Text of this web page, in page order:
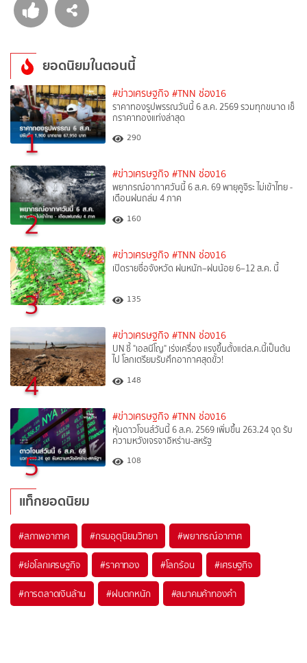
ยอดนิยมในตอนนี้
1
#ข่าวเศรษฐกิจ #TNN ช่อง16
ราคาทองรูปพรรณวันนี้ 6 ส.ค. 2569 รวมทุกขนาด เช็
กราคาทองแท่งล่าสุด
290
2
#ข่าวเศรษฐกิจ #TNN ช่อง16
พยากรณ์อากาศวันนี้ 6 ส.ค. 69 พายุคูจิระ ไม่เข้าไทย -
เตือนฝนถล่ม 4 ภาค
160
3
#ข่าวเศรษฐกิจ #TNN ช่อง16
เปิดรายชื่อจังหวัด ฝนหนัก–ฝนน้อย 6–12 ส.ค. นี้
135
4
#ข่าวเศรษฐกิจ #TNN ช่อง16
UN ชี้ "เอลนีโญ" เร่งเครื่อง แรงขึ้นตั้งแต่ส.ค.นี้เป็นต้น
ไป โลกเตรียมรับศึกอากาศสุดขั้ว!
148
5
#ข่าวเศรษฐกิจ #TNN ช่อง16
หุ้นดาวโจนส์วันนี้ 6 ส.ค. 2569 เพิ่มขึ้น 263.24 จุด รับ
ความหวังเจรจาอิหร่าน-สหรัฐ
108
แท็กยอดนิยม
#สภาพอากาศ #กรมอุตุนิยมวิทยา #พยากรณ์อากาศ
#ย่อโลกเศรษฐกิจ #ราคาทอง #โลกร้อน #เศรษฐกิจ
#การตลาดเงินล้าน #ฝนตกหนัก #สมาคมค้าทองคำ